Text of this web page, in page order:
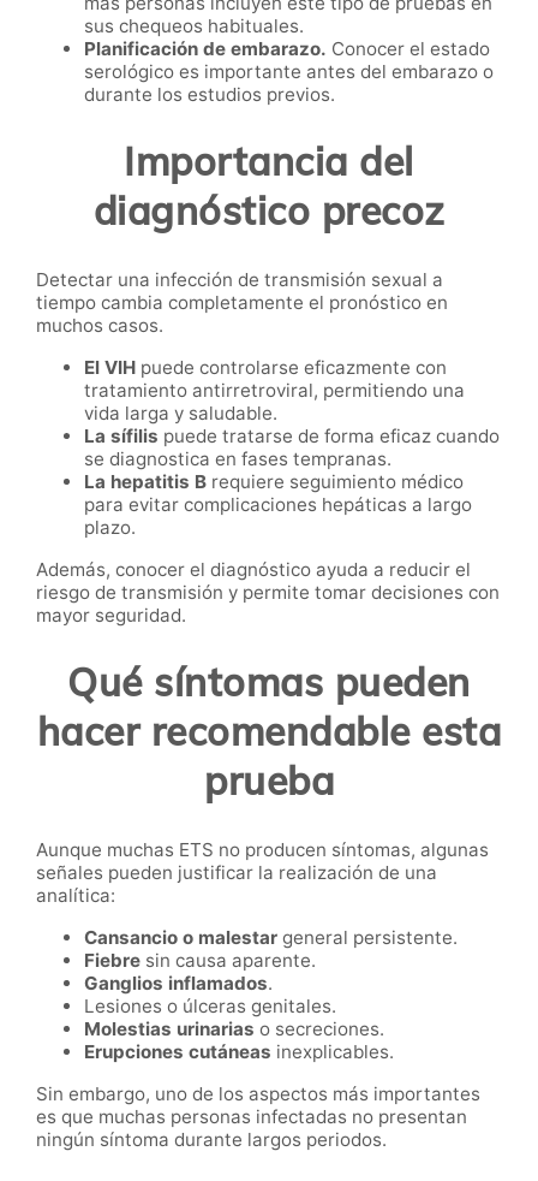
sus chequeos habituales.
Planificación de embarazo. Conocer el estado
serológico es importante antes del embarazo o
durante los estudios previos.
Importancia del
diagnóstico precoz
Detectar una infección de transmisión sexual a
tiempo cambia completamente el pronóstico en
muchos casos.
El VIH puede controlarse eficazmente con
tratamiento antirretroviral, permitiendo una
vida larga y saludable.
La sífilis puede tratarse de forma eficaz cuando
se diagnostica en fases tempranas.
La hepatitis B requiere seguimiento médico
para evitar complicaciones hepáticas a largo
plazo.
Además, conocer el diagnóstico ayuda a reducir el
riesgo de transmisión y permite tomar decisiones con
mayor seguridad.
Qué síntomas pueden
hacer recomendable esta
prueba
Aunque muchas ETS no producen síntomas, algunas
señales pueden justificar la realización de una
analítica:
Cansancio o malestar general persistente.
Fiebre sin causa aparente.
Ganglios inflamados.
Lesiones o úlceras genitales.
Molestias urinarias o secreciones.
Erupciones cutáneas inexplicables.
Sin embargo, uno de los aspectos más importantes
es que muchas personas infectadas no presentan
ningún síntoma durante largos periodos.